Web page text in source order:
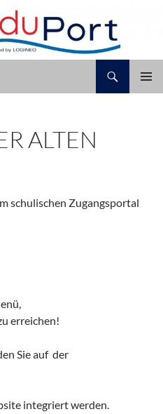
ALTEN
schulischen Zugangsportal
erreichen!
Sie auf der
integriert werden.